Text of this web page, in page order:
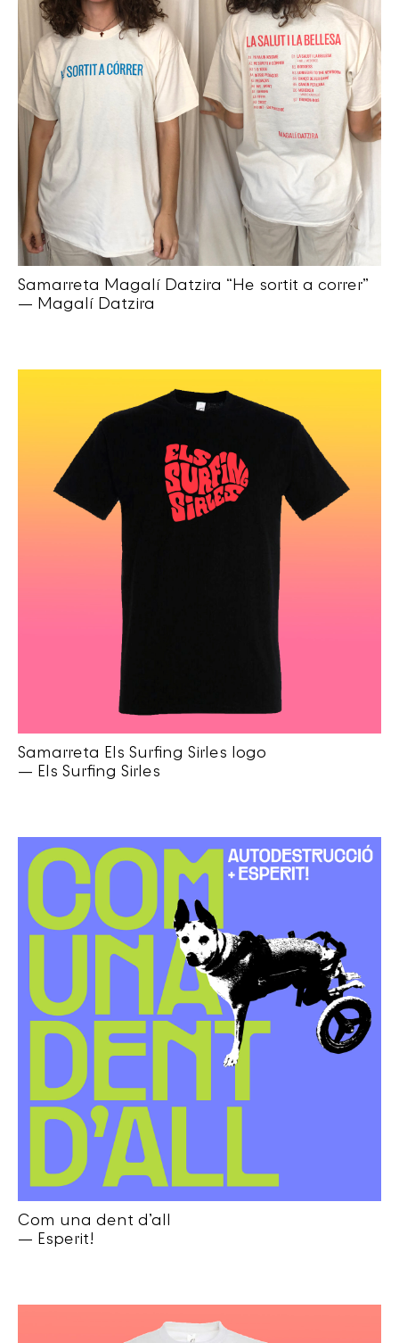
Samarreta Magalí Datzira “He sortit a correr”
— Magalí Datzira
Samarreta Els Surfing Sirles logo
— Els Surfing Sirles
Com una dent d’all
— Esperit!